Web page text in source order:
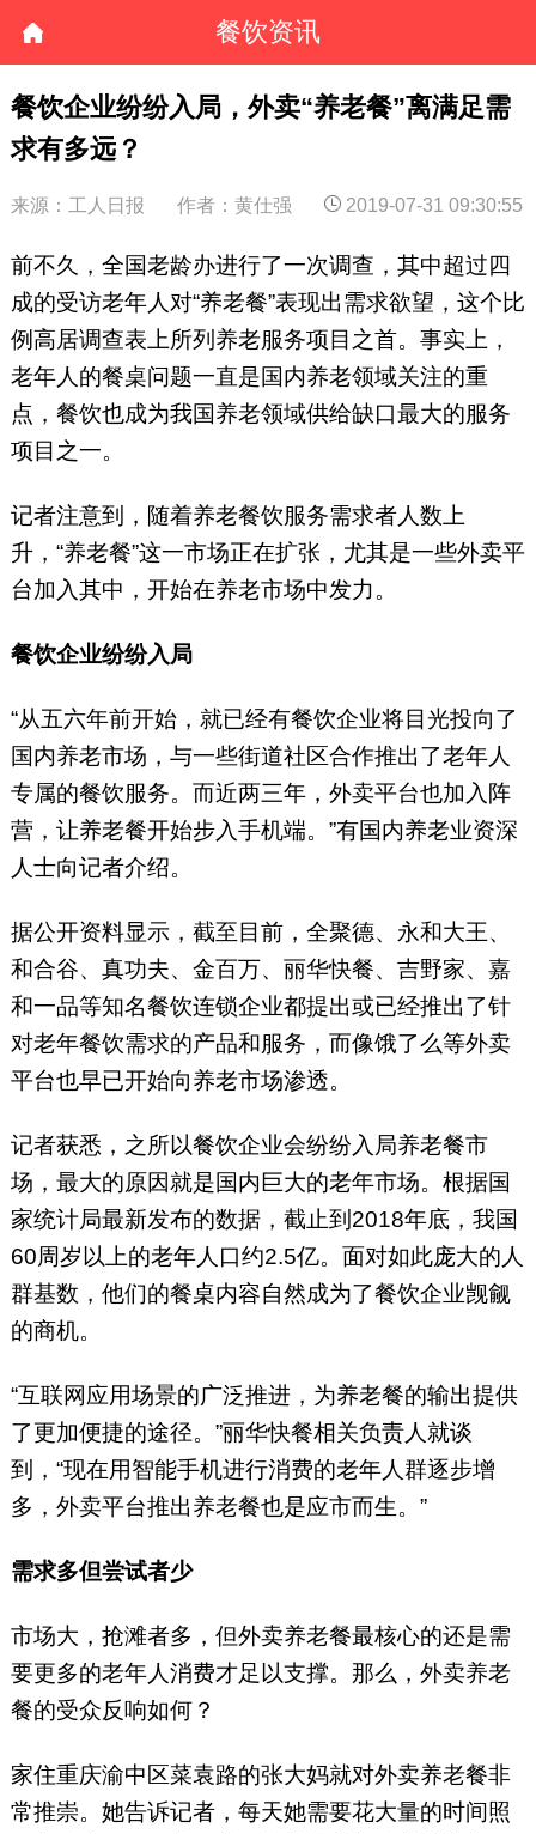
餐饮资讯
餐饮企业纷纷入局，外卖“养老餐”离满足需
求有多远？
来源：工人日报 作者：黄仕强 2019-07-31 09:30:55
前不久，全国老龄办进行了一次调查，其中超过四
成的受访老年人对“养老餐”表现出需求欲望，这个比
例高居调查表上所列养老服务项目之首。事实上，
老年人的餐桌问题一直是国内养老领域关注的重
点，餐饮也成为我国养老领域供给缺口最大的服务
项目之一。
记者注意到，随着养老餐饮服务需求者人数上
升，“养老餐”这一市场正在扩张，尤其是一些外卖平
台加入其中，开始在养老市场中发力。
餐饮企业纷纷入局
“从五六年前开始，就已经有餐饮企业将目光投向了
国内养老市场，与一些街道社区合作推出了老年人
专属的餐饮服务。而近两三年，外卖平台也加入阵
营，让养老餐开始步入手机端。”有国内养老业资深
人士向记者介绍。
据公开资料显示，截至目前，全聚德、永和大王、
和合谷、真功夫、金百万、丽华快餐、吉野家、嘉
和一品等知名餐饮连锁企业都提出或已经推出了针
对老年餐饮需求的产品和服务，而像饿了么等外卖
平台也早已开始向养老市场渗透。
记者获悉，之所以餐饮企业会纷纷入局养老餐市
场，最大的原因就是国内巨大的老年市场。根据国
家统计局最新发布的数据，截止到2018年底，我国
60周岁以上的老年人口约2.5亿。面对如此庞大的人
群基数，他们的餐桌内容自然成为了餐饮企业觊觎
的商机。
“互联网应用场景的广泛推进，为养老餐的输出提供
了更加便捷的途径。”丽华快餐相关负责人就谈
到，“现在用智能手机进行消费的老年人群逐步增
多，外卖平台推出养老餐也是应市而生。”
需求多但尝试者少
市场大，抢滩者多，但外卖养老餐最核心的还是需
要更多的老年人消费才足以支撑。那么，外卖养老
餐的受众反响如何？
家住重庆渝中区菜袁路的张大妈就对外卖养老餐非
常推崇。她告诉记者，每天她需要花大量的时间照